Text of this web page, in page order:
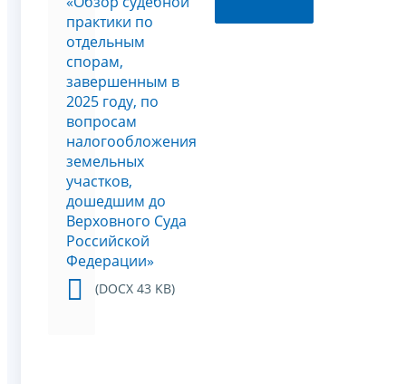
практики по
отдельным
спорам,
завершенным в
2025 году, по
вопросам
налогообложения
земельных
участков,
дошедшим до
Верховного Суда
Российской
Федерации»
(DOCX 43 KB)